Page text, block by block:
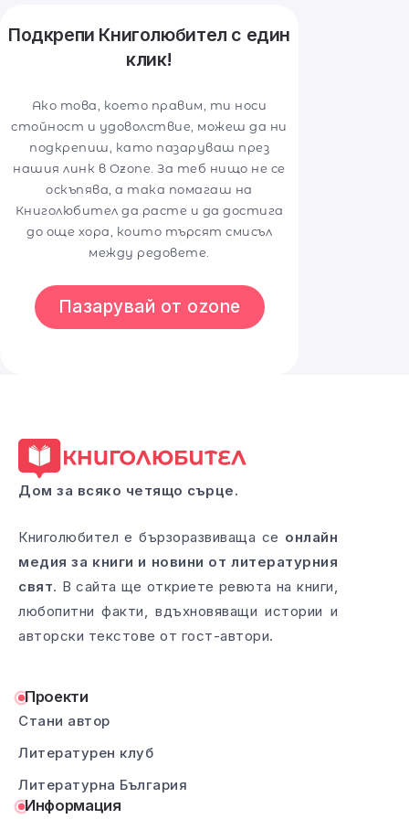
Подкрепи Книголюбител с един
клик!
Ако това, което правим, ти носи
стойност и удоволствие, можеш да ни
подкрепиш, като пазаруваш през
нашия линк в Ozone. За теб нищо не се
оскъпява, а така помагаш на
Книголюбител да расте и да достига
до още хора, които търсят смисъл
между редовете.
Пазарувай от ozone
Дом за всяко четящо сърце.
Книголюбител е бързоразвиваща се онлайн
медия за книги и новини от литературния
свят. В сайта ще откриете ревюта на книги,
любопитни факти, вдъхновяващи истории и
авторски текстове от гост-автори.
Проекти
Стани автор
Литературен клуб
Литературна България
Информация